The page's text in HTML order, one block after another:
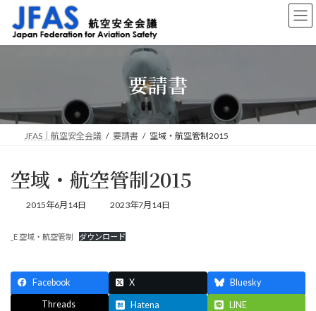
ン
ッ
ー
移
要請書
JFAS｜航空安全会議 要請書 空域・航空管制2015
空域・航空管制2015
2015年6月14日
最
更
新
2023年7月14日
_E 空域・航空管制 ダウンロード
Facebook X Bluesky
Threads Hatena LINE